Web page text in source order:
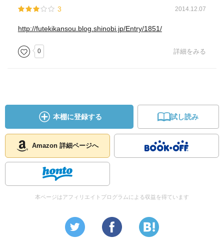
3 2014.12.07
http://futekikansou.blog.shinobi.jp/Entry/1851/
0 詳細をみる
本棚に登録する 試し読み
Amazon 詳細ページへ
本ページはアフィリエイトプログラムによる収益を得ています